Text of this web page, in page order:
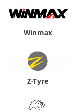
Winmax
Z-Tyre